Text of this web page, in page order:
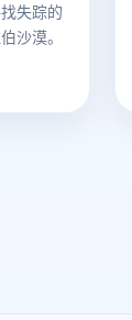
失踪的
沙漠。